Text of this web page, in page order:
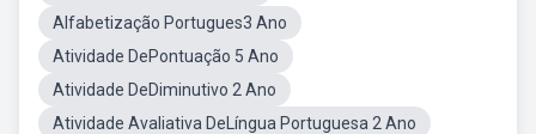
Alfabetização Portugues3 Ano
Atividade DePontuação 5 Ano
Atividade DeDiminutivo 2 Ano
Atividade Avaliativa DeLíngua Portuguesa 2 Ano